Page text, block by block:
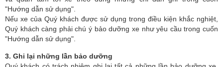
"Hướng dẫn sử dụng".
Nếu xe của Quý khách được sử dụng trong điều kiện khắc nghiệt,
Quý khách càng phải chú ý bảo dưỡng xe như yêu cầu trong cuốn
"Hướng dẫn sử dụng".
3. Ghi lại những lần bảo dưỡng